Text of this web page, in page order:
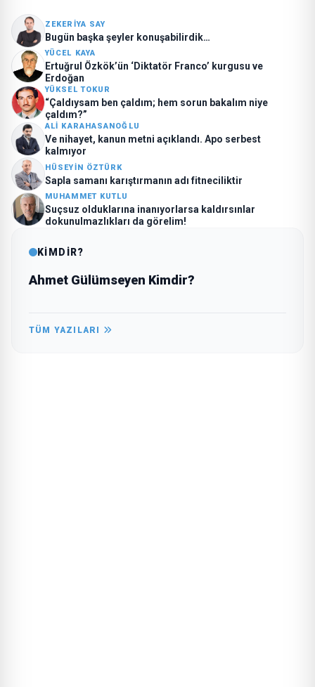
ZEKERIYA SAY
Bugün başka şeyler konuşabilirdik…
YÜCEL KAYA
Ertuğrul Özkök’ün ‘Diktatör Franco’ kurgusu ve
Erdoğan
YÜKSEL TOKUR
“Çaldıysam ben çaldım; hem sorun bakalım niye
çaldım?”
ALI KARAHASANOĞLU
Ve nihayet, kanun metni açıklandı. Apo serbest
kalmıyor
HÜSEYIN ÖZTÜRK
Sapla samanı karıştırmanın adı fitneciliktir
MUHAMMET KUTLU
Suçsuz olduklarına inanıyorlarsa kaldırsınlar
dokunulmazlıkları da görelim!
KİMDİR?
Ahmet Gülümseyen Kimdir?
TÜM YAZILARI